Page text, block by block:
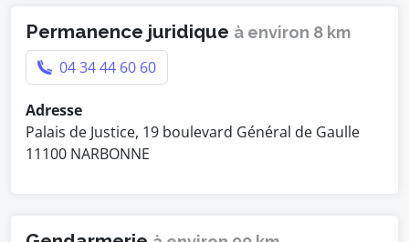
Permanence juridique à environ 8 km
04 34 44 60 60
Adresse
Palais de Justice, 19 boulevard Général de Gaulle
11100 NARBONNE